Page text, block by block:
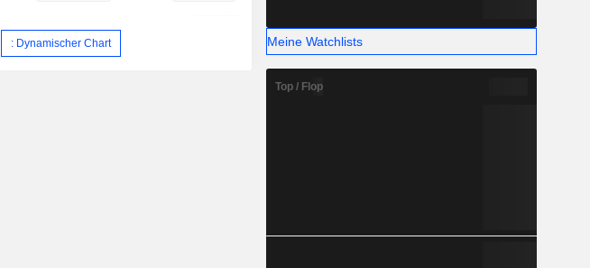
: Dynamischer Chart Meine Watchlists
Top / Flop